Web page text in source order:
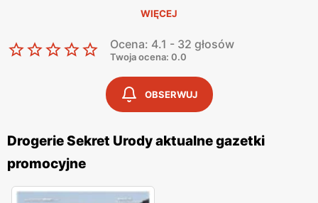
posiada sieć sklepów drogeryjnych na terenie całego
światowych gigantów na rynku kosmetycznym. Drogerie
Sekret Urody cieszą się dużą popularnością wśród
konsumentów dzięki szerokiej ofercie oraz
konkurencyjnym cenom na produkty.
Drogerie Sekret Urody - szeroki wybór kosmetyków
W drogeriach Sekret Urody jest przedstawiona szeroka
oferta towarów do pielęgnacji ciała, ochronny i odżywiania
WIĘCEJ
Ocena: 4.1 - 32 głosów
Twoja ocena: 0.0
OBSERWUJ
Drogerie Sekret Urody aktualne gazetki
promocyjne